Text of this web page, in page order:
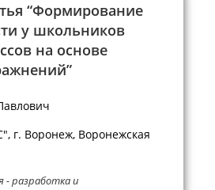
“Формирование
у школьников
на основе
г. Воронеж, Воронежская
- разработка и